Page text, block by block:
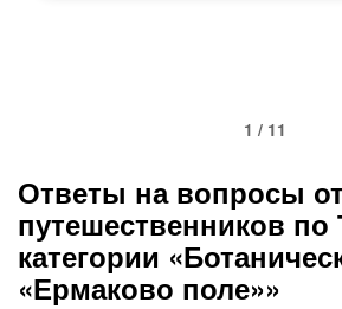
1 / 11
Ответы на вопросы
путешественников по
категории
«Ермаково поле»»